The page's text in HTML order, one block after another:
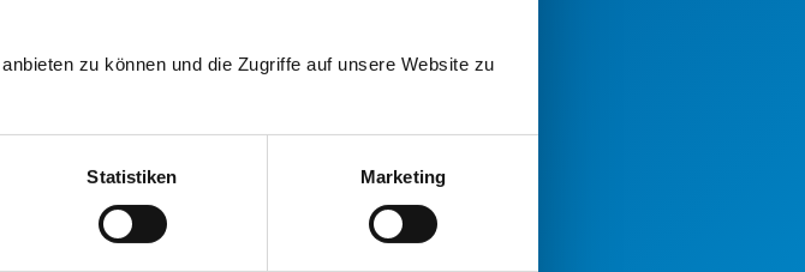
zu können und die Zugriffe auf unsere Website zu
Statistiken Marketing